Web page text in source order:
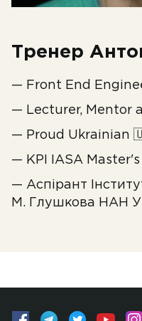
Тренер
— Front End
— Lecturer, Mentor
— Proud Ukrainian
— KPI IASA
— Аспірант
М. Глушкова НАН